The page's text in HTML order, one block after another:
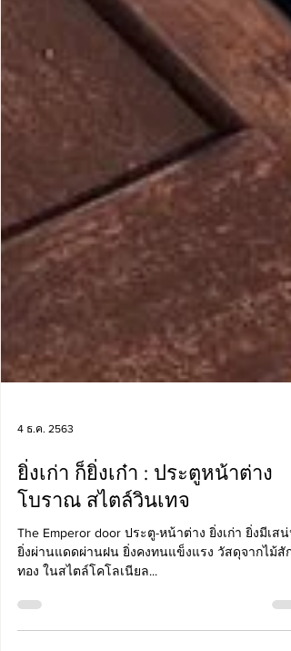
4 ธ.ค. 2563
ยิ่งเก่า ก็ยิ่งเก๋า : ประตูหน้าต่าง
โบราณ สไตล์วินเทจ
ยิ่งผ่านแดดผ่านฝน ยิ่งคงทนแข็งแรง วัสดุจากไม้สัก
ทอง ในสไตล์โคโลเนียล...